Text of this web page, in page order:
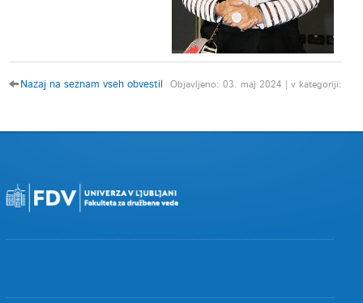
Nazaj na seznam vseh obvestil Objavljeno: 03. maj 2024 | v kategoriji: